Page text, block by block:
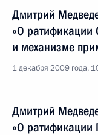
Дмитрий
«О ратификации
и механизме
1 декабря 2009 года,
Дмитрий
«О ратификации